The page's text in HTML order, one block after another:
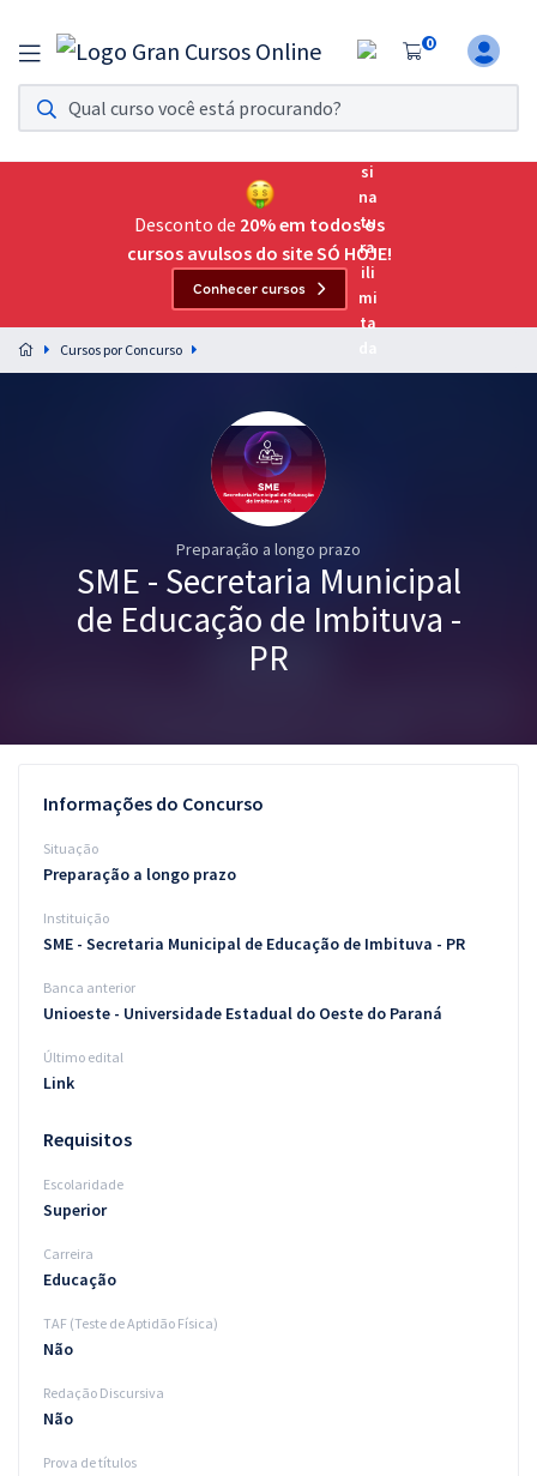
0
Assinatura Ilimitada 11
Acesso a todos os cursos. Teste grátis por 7 dias!
Assinatura OAB Até Passar
Acesso ilimitado a toda preparação para o Exame da
Preparação completa e intensiva para as principais
residências em saúde do Brasil
Graduação
Blog
Aprovados
Atendimento
Desconto de 20% em todos os
cursos avulsos do site SÓ HOJE!
Conhecer cursos
Cursos por Concurso
Preparação a longo prazo
SME - Secretaria Municipal
de Educação de Imbituva -
PR
Informações do Concurso
Situação
Preparação a longo prazo
Instituição
SME - Secretaria Municipal de Educação de Imbituva - PR
Banca anterior
Unioeste - Universidade Estadual do Oeste do Paraná
Último edital
Link
Requisitos
Escolaridade
Superior
Carreira
Educação
TAF (Teste de Aptidão Física)
Não
Redação Discursiva
Não
Prova de títulos